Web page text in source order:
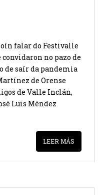
oín falar do Festivalle
no pazo de
de saír da pandemia
de Orense
de Valle Inclán,
Luis Méndez
LEER MÁS